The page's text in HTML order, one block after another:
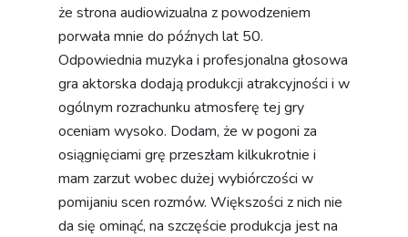
że strona audiowizualna z powodzeniem
porwała mnie do późnych lat 50.
Odpowiednia muzyka i profesjonalna głosowa
gra aktorska dodają produkcji atrakcyjności i w
ogólnym rozrachunku atmosferę tej gry
oceniam wysoko. Dodam, że w pogoni za
osiągnięciami grę przeszłam kilkukrotnie i
mam zarzut wobec dużej wybiórczości w
pomijaniu scen rozmów. Większości z nich nie
da się ominąć, na szczęście produkcja jest na